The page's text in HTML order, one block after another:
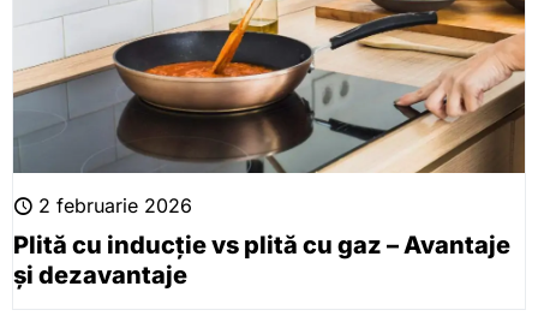
2 februarie 2026
Plită cu inducție vs plită cu gaz – Avantaje
și dezavantaje